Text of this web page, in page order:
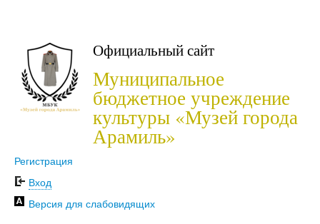
Официальный сайт
Муниципальное
бюджетное учреждение
культуры «Музей города
Арамиль»
Регистрация
Вход
Версия для слабовидящих